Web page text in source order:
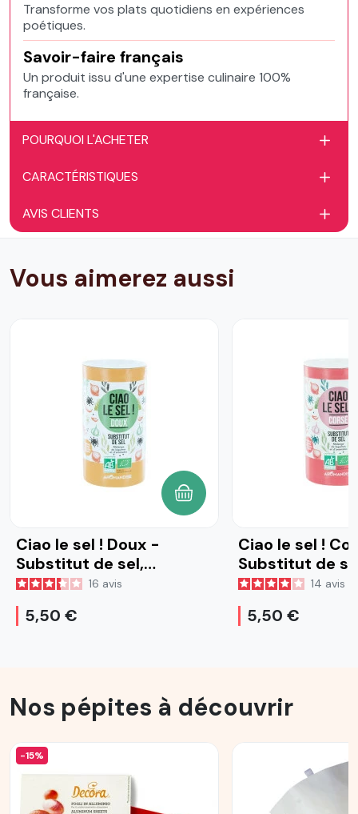
Transforme vos plats quotidiens en expériences
poétiques.
Savoir-faire français
Un produit issu d'une expertise culinaire 100%
française.
POURQUOI L'ACHETER
CARACTÉRISTIQUES
AVIS CLIENTS
Vous aimerez aussi
Ciao le sel ! Doux -
Substitut de sel,
mélange de légumes et
d'aromates bio, 70g
16 avis
5,50 €
AJOUTER AU PANIER
Ciao le sel !
Substitut de
mélange de
d'aromates
14 avis
5,50 €
Nos pépites à découvrir
-15%